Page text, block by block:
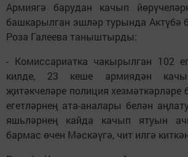
Армиягә барудан качып
башкарылган эшләр турында Актүбә
Роза Галеева таныштырды:
- Комиссариатка чакырылган 102
килде, 23 кеше армиядән
җитәкчеләре полиция хезмәткәрләре
егетләрнең ата-аналары белән
яшьләрнең кайда качып ятуын
бармас өчен Мәскәүгә, чит илгә